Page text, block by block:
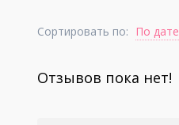
Сортировать по: По дате
Отзывов пока нет!